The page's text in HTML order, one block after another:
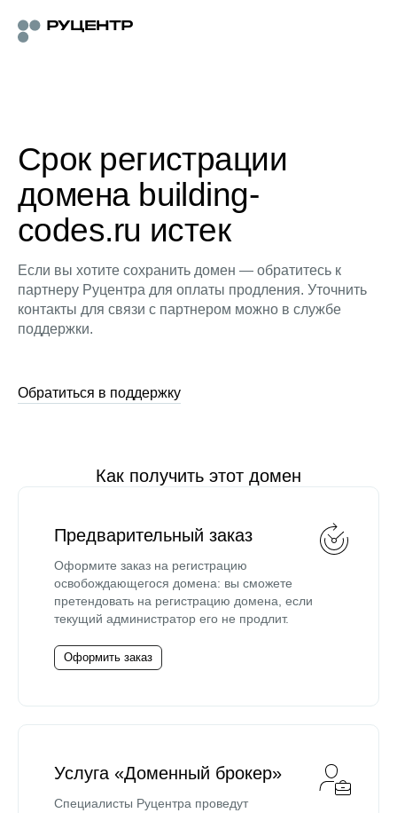
Срок регистрации
домена building-
codes.ru истек
Если вы хотите сохранить домен — обратитесь к
партнеру Руцентра для оплаты продления. Уточнить
контакты для связи с партнером можно в службе
поддержки.
Обратиться в поддержку
Как получить этот домен
Предварительный заказ
Оформите заказ на регистрацию
освобождающегося домена: вы сможете
претендовать на регистрацию домена, если
текущий администратор его не продлит.
Оформить заказ
Услуга «Доменный брокер»
Специалисты Руцентра проведут